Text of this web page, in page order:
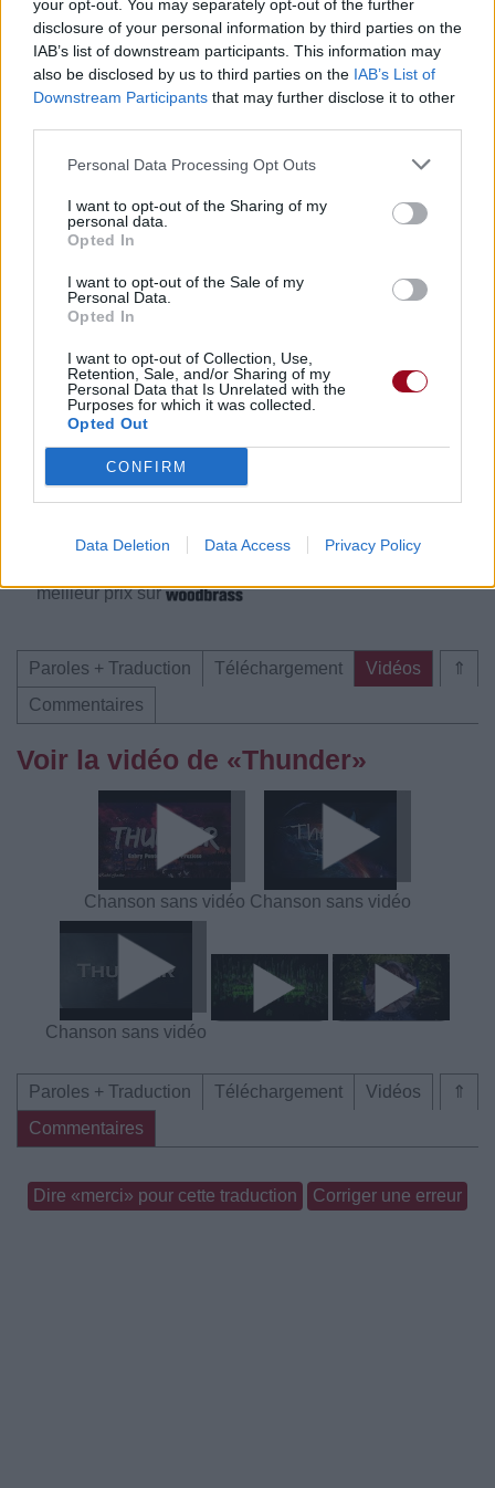
your opt-out. You may separately opt-out of the further
disclosure of your personal information by third parties on the
IAB’s list of downstream participants. This information may
also be disclosed by us to third parties on the IAB’s List of
Downstream Participants that may further disclose it to other
Personal Data Processing Opt Outs
I want to opt-out of the Sharing of my
personal data.
Opted In
I want to opt-out of the Sale of my
Personal Data.
Opted In
I want to opt-out of Collection, Use,
Retention, Sale, and/or Sharing of my
Personal Data that Is Unrelated with the
Purposes for which it was collected.
Opted Out
CONFIRM
Data Deletion Data Access Privacy Policy
Publié parKCheu 55178 3 4
le 26 janvier 2022 à
6h33.
Commentaires
Pour prolonger le plaisir musical :
Vous aimez chanter, apprenez la guitare chez
Télécharger légalement les MP3 sur
Trouver des vinyles et des CD sur
meilleur prix sur
⇑
Paroles + Traduction Téléchargement
Vidéos
Commentaires
Voir la vidéo de «Thunder»
Chanson sans vidéo Chanson sans vidéo
Chanson sans vidéo
⇑
Paroles + Traduction Téléchargement
Vidéos
Commentaires
Dire «merci» pour cette traduction Corriger une erreur